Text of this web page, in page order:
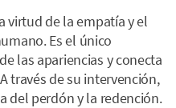
virtud de la empatía y el
Es el único
las apariencias y conecta
través de su intervención,
del perdón y la redención.